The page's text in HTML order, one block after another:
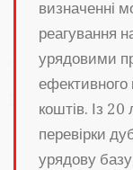
визначенні
реагування
урядовими
ефективного
коштів. Із
перевірки
урядову